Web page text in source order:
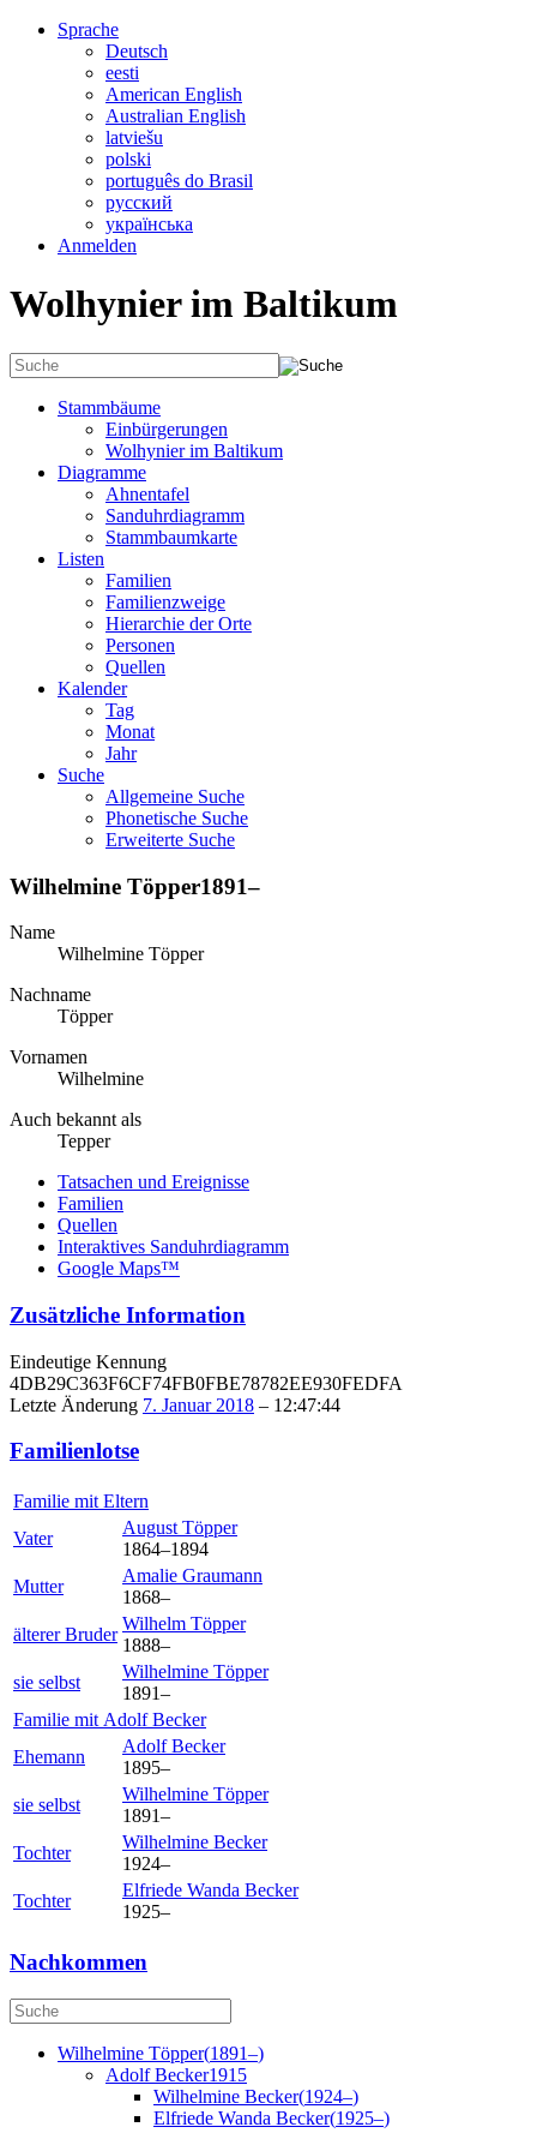
Sprache
Deutsch
eesti
American English
Australian English
latviešu
polski
português do Brasil
русский
українська
Anmelden
Wolhynier im Baltikum
Stammbäume
Einbürgerungen
Wolhynier im Baltikum
Diagramme
Ahnentafel
Sanduhrdiagramm
Stammbaumkarte
Listen
Familien
Familienzweige
Hierarchie der Orte
Personen
Quellen
Kalender
Tag
Monat
Jahr
Suche
Allgemeine Suche
Phonetische Suche
Erweiterte Suche
Wilhelmine Töpper1891–
Name
Wilhelmine Töpper
Nachname
Töpper
Vornamen
Wilhelmine
Auch bekannt als
Tepper
Tatsachen und Ereignisse
Familien
Quellen
Interaktives Sanduhrdiagramm
Google Maps™
Zusätzliche Information
Eindeutige Kennung
4DB29C363F6CF74FB0FBE78782EE930FEDFA
Letzte Änderung 7. Januar 2018 – 12:47:44
Familienlotse
Familie mit Eltern
Vater
August Töpper
1864–1894
Mutter
Amalie Graumann
1868–
älterer Bruder
Wilhelm Töpper
1888–
sie selbst
Wilhelmine Töpper
1891–
Familie mit AdolfBecker
Ehemann
AdolfBecker
1895–
sie selbst
Wilhelmine Töpper
1891–
Tochter
Wilhelmine Becker
1924–
Tochter
Elfriede Wanda Becker
1925–
Nachkommen
Wilhelmine Töpper(1891–)
AdolfBecker1915
Wilhelmine Becker(1924–)
Elfriede Wanda Becker(1925–)